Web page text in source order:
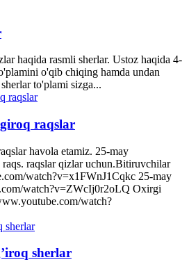
haqida rasmli sherlar. Ustoz haqida 4-
o'qib chiqing hamda undan
to'plami sizga...
raqslar
havola etamiz. 25-may
raqslar qizlar uchun.Bitiruvchilar
watch?v=x1FWnJ1Cqkc 25-may
watch?v=ZWcIj0r2oLQ Oxirgi
watch?
sherlar